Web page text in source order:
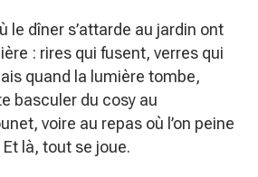
le dîner s’attarde au jardin ont
: rires qui fusent, verres qui
quand la lumière tombe,
basculer du cosy au
voire au repas où l’on peine
là, tout se joue.